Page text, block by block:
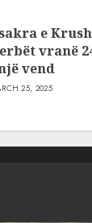
e
vranë
vend
25, 2025